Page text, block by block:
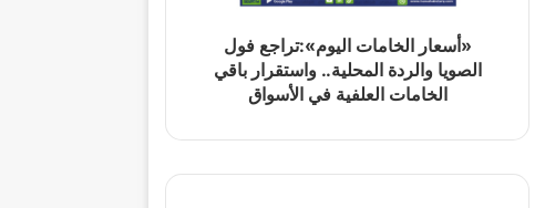
«أسعار الخامات اليوم»:تراجع فول
الصويا والردة المحلية.. واستقرار باقي
الخامات العلفية في الأسواق